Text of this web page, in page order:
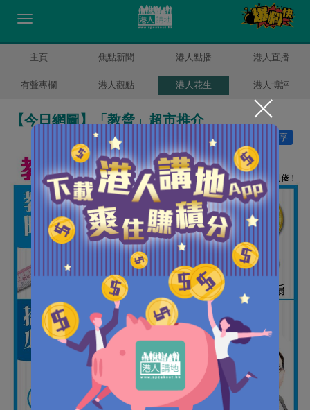
主頁 焦點新聞 港人點播 港人直播
有聲專欄 港人觀點 港人花生 港人博評
【今日網圖】「教脅」超市推介
分享
讚好